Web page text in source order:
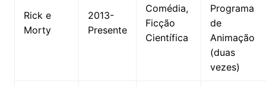
Rick e
Morty
2013-
Presente
Comédia,
Ficção
Científica
Programa
de
Animação
(duas
vezes)